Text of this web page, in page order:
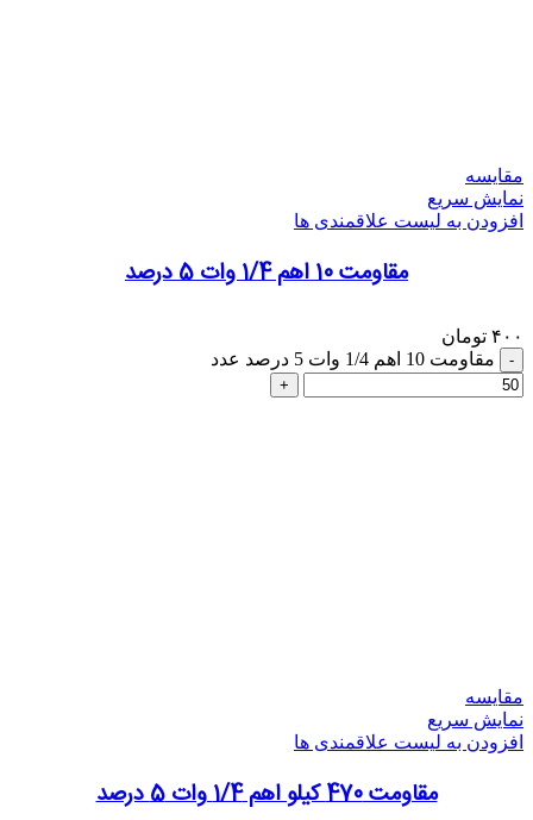
مقایسه
نمایش سریع
افزودن به لیست علاقمندی ها
مقاومت 10 اهم 1/4 وات 5 درصد
۴۰۰ تومان
مقاومت 10 اهم 1/4 وات 5 درصد عدد
مقایسه
نمایش سریع
افزودن به لیست علاقمندی ها
مقاومت 470 کیلو اهم 1/4 وات 5 درصد